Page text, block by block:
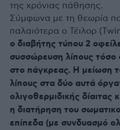
της χρόνιας πάθησης.
Σύμφωνα με τη θεωρία
παλαιότερα ο Τέιλορ
ο διαβήτης τύπου 2
συσσώρευση λίπους τόσο
στο πάγκρεας. Η μείωση
λίπους στα δύο αυτά
ολιγοθερμιδικής
η διατήρηση του
επίπεδα (με συνδυασμό